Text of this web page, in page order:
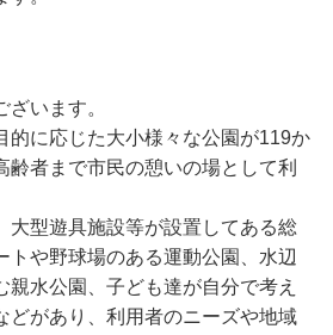
います。
的に応じた大小様々な公園が119か
齢者まで市民の憩いの場として利
大型遊具施設等が設置してある総
トや野球場のある運動公園、水辺
親水公園、子ども達が自分で考え
どがあり、利用者のニーズや地域